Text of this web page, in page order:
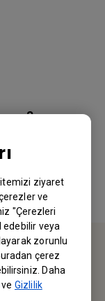
ziyaret
ve
"Çerezleri
edebilir veya
zorunlu
çerez
Daha
veGizlilik
mu?